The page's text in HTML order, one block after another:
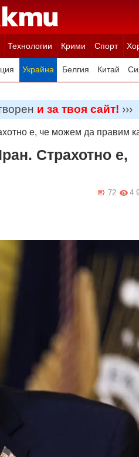
Технологии Крими Спорт
Украйна Белгия Китай
и за твоя сайт! ›››
е, че можем да правим
Страхотно е,
4
72